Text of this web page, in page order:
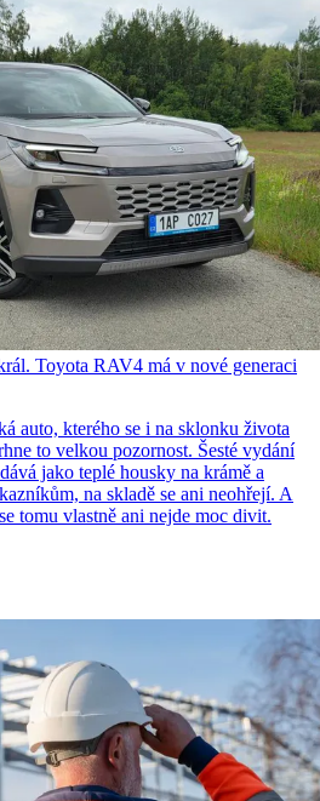
Toyota RAV4 má v nové generaci
auto, kterého se i na sklonku života
to velkou pozornost. Šesté vydání
jako teplé housky na krámě a
na skladě se ani neohřejí. A
tomu vlastně ani nejde moc divit.